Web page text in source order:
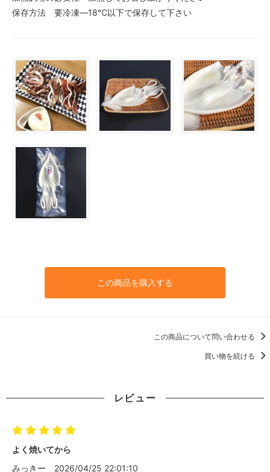
保存方法 要冷凍―18℃以下で保存して下さい
この商品を購入する
この商品について問い合わせる
買い物を続ける
レビュー
よく焼いてから
みっきー
2026/04/25 22:01:10